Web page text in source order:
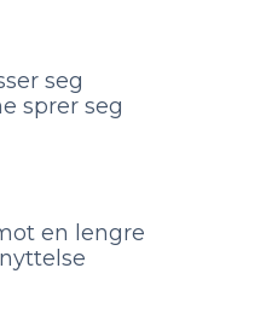
seg
sprer seg
en lengre